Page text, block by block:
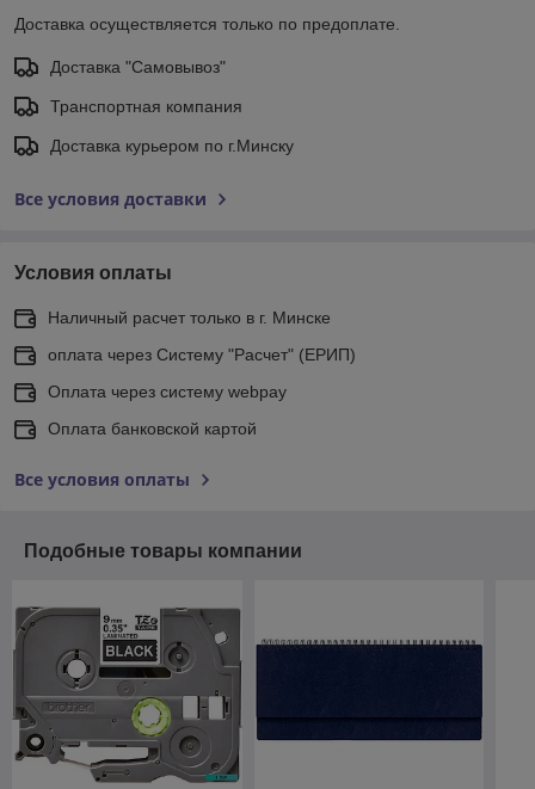
Доставка осуществляется только по предоплате.
Доставка "Самовывоз"
Транспортная компания
Доставка курьером по г.Минску
Все условия доставки
Условия оплаты
Наличный расчет только в г. Минске
оплата через Систему "Расчет" (ЕРИП)
Оплата через систему webpay
Оплата банковской картой
Все условия оплаты
Подобные товары компании